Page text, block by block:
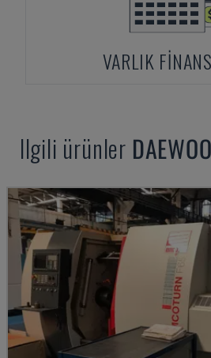
VARLIK
Ilgili ürünler DAEWOO